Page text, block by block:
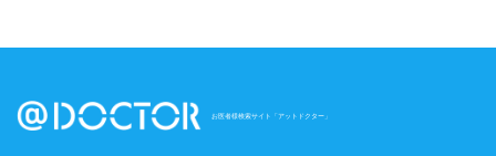
お医者様検索サイト「アットドクター」